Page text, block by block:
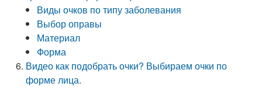
Виды очков по типу заболевания
Выбор оправы
Материал
Форма
Видео как подобрать очки? Выбираем очки по
форме лица.